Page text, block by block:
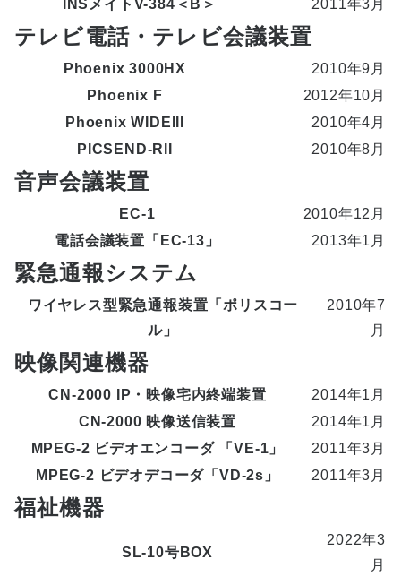
INSメイトV-384＜B＞
2011年3月
テレビ電話・テレビ会議装置
Phoenix 3000HX
2010年9月
Phoenix F
2012年10月
Phoenix WIDEIII
2010年4月
PICSEND-RII
2010年8月
音声会議装置
EC-1
2010年12月
電話会議装置「EC-13」
2013年1月
緊急通報システム
ワイヤレス型緊急通報装置「ポリスコー
ル」
2010年7
月
映像関連機器
CN-2000 IP・映像宅内終端装置
2014年1月
CN-2000 映像送信装置
2014年1月
MPEG-2 ビデオエンコーダ 「VE-1」
2011年3月
MPEG-2 ビデオデコーダ「VD-2s」
2011年3月
福祉機器
SL-10号BOX
2022年3
月